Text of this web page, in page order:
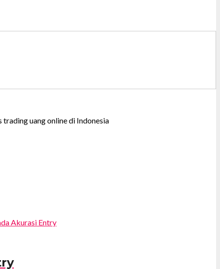
uang online di Indonesia